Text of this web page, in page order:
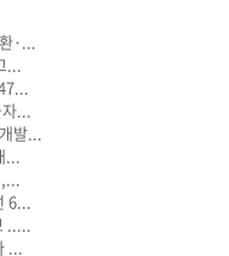
·...
...
...
발...
...
6...
.....
...